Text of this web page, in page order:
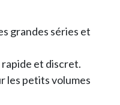
grandes séries et
et discret.
les petits volumes